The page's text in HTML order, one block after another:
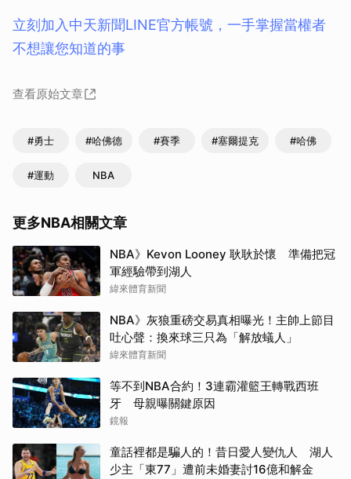
立刻加入中天新聞LINE官方帳號，一手掌握當權者
不想讓您知道的事
查看原始文章
#勇士 #哈佛德 #賽季 #塞爾提克 #哈佛
#運動 NBA
更多NBA相關文章
NBA》Kevon Looney 耿耿於懷 準備把冠
軍經驗帶到湖人
緯來體育新聞
NBA》灰狼重磅交易真相曝光！主帥上節目
吐心聲：換來球三只為「解放蟻人」
緯來體育新聞
等不到NBA合約！3連霸灌籃王轉戰西班
牙 母親曝關鍵原因
鏡報
童話裡都是騙人的！昔日愛人變仇人 湖人
少主「東77」遭前未婚妻討16億和解金